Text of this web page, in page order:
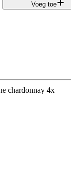
Voeg toe
chardonnay 4x